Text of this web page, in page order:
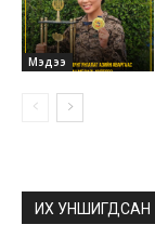
Мэдээ
ИХ УНШИГДСАН